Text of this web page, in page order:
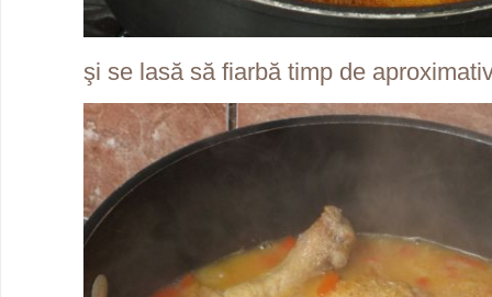
şi se lasă să fiarbă timp de